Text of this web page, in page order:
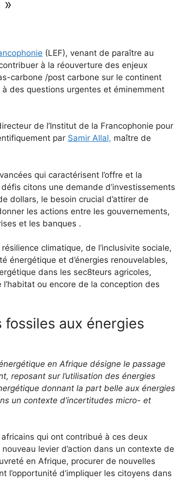
(LEF), venant de paraître au
à la réouverture des enjeux
carbone /post carbone sur le continent
des questions urgentes et éminemment
de l’Institut de la Francophonie pour
par Samir Allal, maître de
qui caractérisent l’offre et la
citons une demande d’investissements
dollars, le besoin crucial d’attirer de
les actions entre les gouvernements,
et les banques .
climatique, de l’inclusivite sociale,
énergétique et d’énergies renouvelables,
dans les sec8teurs agricoles,
ou encore de la conception des
aux énergies
en Afrique désigne le passage
reposant sur l’utilisation des énergies
donnant la part belle aux énergies
un contexte d’incertitudes micro- et
qui ont contribué à ces deux
levier d’action dans un contexte de
en Afrique, procurer de nouvelles
l’opportunité d’impliquer les citoyens dans